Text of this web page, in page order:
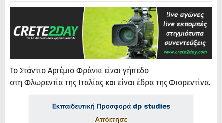
Το Στάντιο Αρτέμιο Φράνκι είναι γήπεδο
στη Φλωρεντία της Ιταλίας και είναι έδρα της Φιορεντίνα.